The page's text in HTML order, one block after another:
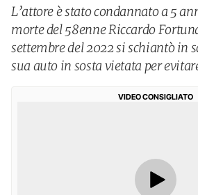
L’attore è stato condannato a 5
morte del 58enne Riccardo
settembre del 2022 si schiantò in
sua auto in sosta vietata per
VIDEO CONSIGLIATO